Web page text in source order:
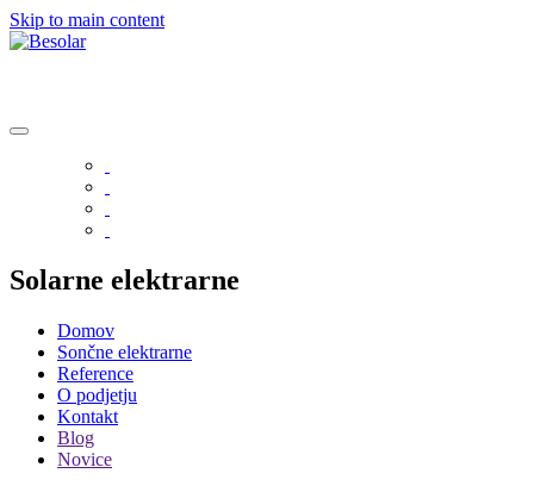
Skip to main content
Solarne elektrarne
Domov
Sončne elektrarne
Reference
O podjetju
Kontakt
Blog
Novice